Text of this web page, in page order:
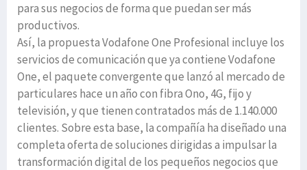
para sus negocios de forma que puedan ser más
productivos.
Así, la propuesta Vodafone One Profesional incluye los
servicios de comunicación que ya contiene Vodafone
One, el paquete convergente que lanzó al mercado de
particulares hace un año con fibra Ono, 4G, fijo y
televisión, y que tienen contratados más de 1.140.000
clientes. Sobre esta base, la compañía ha diseñado una
completa oferta de soluciones dirigidas a impulsar la
transformación digital de los pequeños negocios que